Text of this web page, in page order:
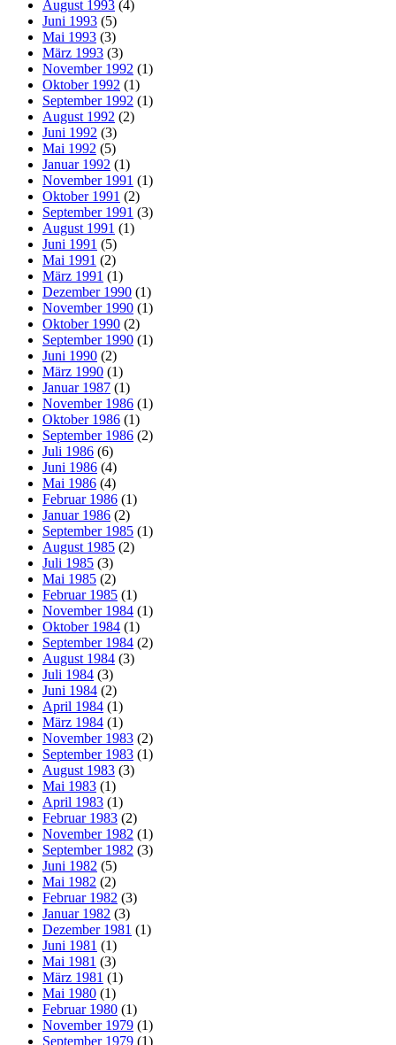
August 1993 (4)
Juni 1993 (5)
Mai 1993 (3)
März 1993 (3)
November 1992 (1)
Oktober 1992 (1)
September 1992 (1)
August 1992 (2)
Juni 1992 (3)
Mai 1992 (5)
Januar 1992 (1)
November 1991 (1)
Oktober 1991 (2)
September 1991 (3)
August 1991 (1)
Juni 1991 (5)
Mai 1991 (2)
März 1991 (1)
Dezember 1990 (1)
November 1990 (1)
Oktober 1990 (2)
September 1990 (1)
Juni 1990 (2)
März 1990 (1)
Januar 1987 (1)
November 1986 (1)
Oktober 1986 (1)
September 1986 (2)
Juli 1986 (6)
Juni 1986 (4)
Mai 1986 (4)
Februar 1986 (1)
Januar 1986 (2)
September 1985 (1)
August 1985 (2)
Juli 1985 (3)
Mai 1985 (2)
Februar 1985 (1)
November 1984 (1)
Oktober 1984 (1)
September 1984 (2)
August 1984 (3)
Juli 1984 (3)
Juni 1984 (2)
April 1984 (1)
März 1984 (1)
November 1983 (2)
September 1983 (1)
August 1983 (3)
Mai 1983 (1)
April 1983 (1)
Februar 1983 (2)
November 1982 (1)
September 1982 (3)
Juni 1982 (5)
Mai 1982 (2)
Februar 1982 (3)
Januar 1982 (3)
Dezember 1981 (1)
Juni 1981 (1)
Mai 1981 (3)
März 1981 (1)
Mai 1980 (1)
Februar 1980 (1)
November 1979 (1)
September 1979 (1)